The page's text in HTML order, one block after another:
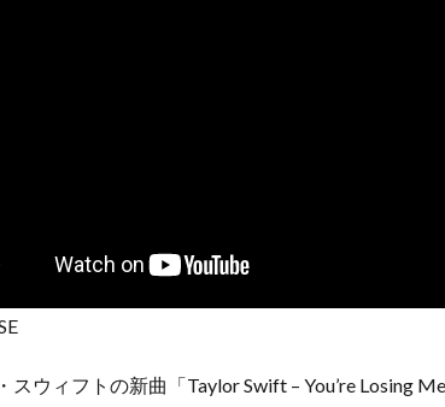
スウィフトの新曲「Taylor Swift – You’re Losing